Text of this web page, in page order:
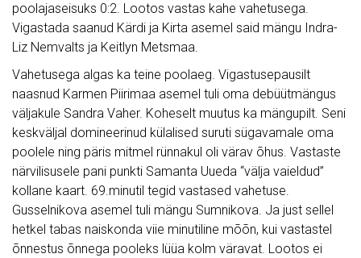
poolajaseisuks 0:2. Lootos vastas kahe vahetusega.
Vigastada saanud Kärdi ja Kirta asemel said mängu Indra-
Liz Nemvalts ja Keitlyn Metsmaa.
Vahetusega algas ka teine poolaeg. Vigastusepausilt
naasnud Karmen Piirimaa asemel tuli oma debüütmängus
väljakule Sandra Vaher. Koheselt muutus ka mängupilt. Seni
keskväljal domineerinud külalised suruti sügavamale oma
poolele ning päris mitmel rünnakul oli värav õhus. Vastaste
närvilisusele pani punkti Samanta Uueda “välja vaieldud”
kollane kaart. 69.minutil tegid vastased vahetuse.
Gusselnikova asemel tuli mängu Sumnikova. Ja just sellel
hetkel tabas naiskonda viie minutiline mõõn, kui vastastel
õnnestus õnnega pooleks lüüa kolm väravat. Lootos ei